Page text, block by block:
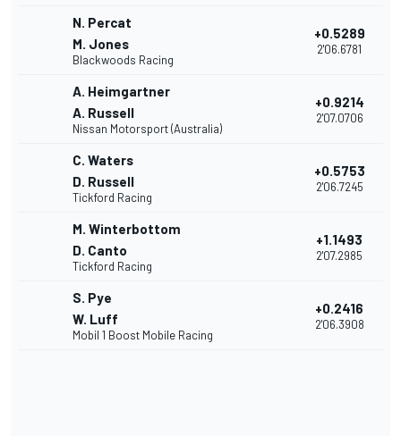
N. Percat
M. Jones
Blackwoods Racing
+0.5289
2'06.6781
A. Heimgartner
A. Russell
Nissan Motorsport (Australia)
+0.9214
2'07.0706
C. Waters
D. Russell
Tickford Racing
+0.5753
2'06.7245
M. Winterbottom
D. Canto
Tickford Racing
+1.1493
2'07.2985
S. Pye
W. Luff
Mobil 1 Boost Mobile Racing
+0.2416
2'06.3908